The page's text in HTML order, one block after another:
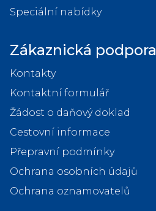
Speciální nabídky
Zákaznická podpora
Kontakty
Kontaktní formulář
Žádost o daňový doklad
Cestovní informace
Přepravní podmínky
Ochrana osobních údajů
Ochrana oznamovatelů